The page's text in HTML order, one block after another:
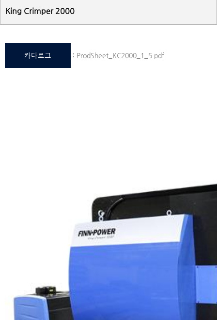
King Crimper 2000
카다로그 : ProdSheet_KC2000_1_5.pdf